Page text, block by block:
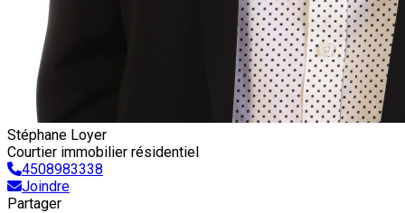
Stéphane Loyer
Courtier immobilier résidentiel
4508983338
Joindre
Partager